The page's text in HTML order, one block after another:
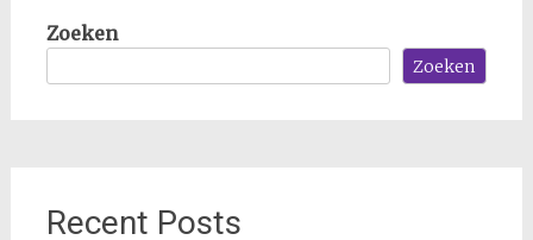
Zoeken
Zoeken
Recent Posts